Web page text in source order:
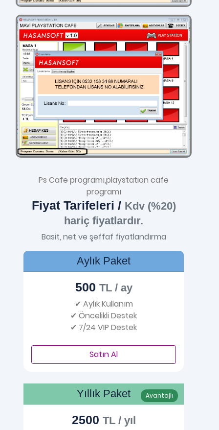
Ps Cafe programı,playstation cafe
programı
Fiyat Tarifeleri / Kdv (%20)
hariç fiyatlardır.
Basit, net ve şeffaf fiyatlandırma
Aylık Paket
500 TL / ay
✔ Aylık Kullanım
✔ Öncelikli Destek
✔ 7/24 VIP Destek
Satın Al
Avantajlı
Yıllık Paket
2500 TL / yıl